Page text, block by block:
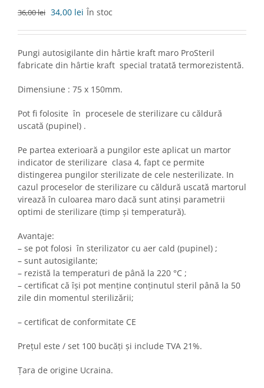
36,00lei Prețul
a
fost:
36,00 lei.
34,00 lei Prețul
este:
34,00 lei.
În stoc
Pungi autosigilante din hârtie kraft maro ProSteril
fabricate din hârtie kraft special tratată termorezistentă.
Dimensiune : 75 x 150mm.
Pot fi folosite în procesele de sterilizare cu căldură
uscată (pupinel) .
Pe partea exterioară a pungilor este aplicat un martor
indicator de sterilizare clasa 4, fapt ce permite
distingerea pungilor sterilizate de cele nesterilizate. In
cazul proceselor de sterilizare cu căldură uscată martorul
virează în culoarea maro dacă sunt atinși parametrii
optimi de sterilizare (timp și temperatură).
Avantaje:
– se pot folosi în sterilizator cu aer cald (pupinel) ;
– sunt autosigilante;
– rezistă la temperaturi de până la 220 °C ;
– certificat că își pot menține conținutul steril până la 50
zile din momentul sterilizării;
– certificat de conformitate CE
Prețul este / set 100 bucăți și include TVA 21%.
Țara de origine Ucraina.